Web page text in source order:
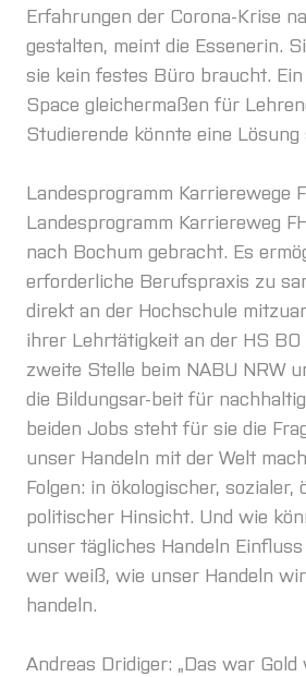
Erfahrungen der Corona-Krise
gestalten, meint die Essenerin.
sie kein festes Büro braucht.
Space gleichermaßen für
Studierende könnte eine Lösung
Landesprogramm Karrierewege
Landesprogramm Karriereweg
nach Bochum gebracht. Es
erforderliche Berufspraxis zu
direkt an der Hochschule
ihrer Lehrtätigkeit an der HS BO
zweite Stelle beim NABU NRW
die Bildungsar-beit für
beiden Jobs steht für sie die
unser Handeln mit der Welt
Folgen: in ökologischer, sozialer,
politischer Hinsicht. Und wie
unser tägliches Handeln
wer weiß, wie unser Handeln
handeln.
Andreas Dridiger: „Das war